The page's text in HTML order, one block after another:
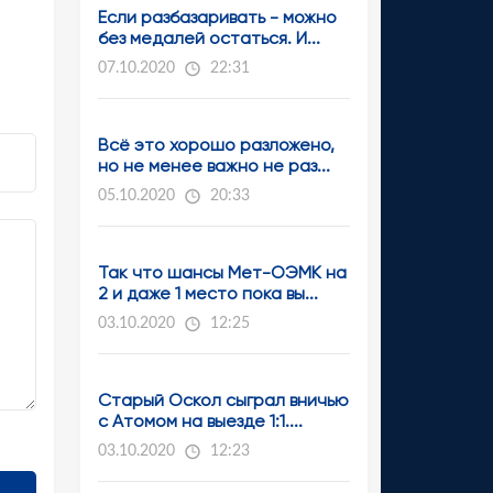
Если разбазаривать - можно
без медалей остаться. И...
07.10.2020 22:31
Всё это хорошо разложено,
но не менее важно не раз...
05.10.2020 20:33
Так что шансы Мет-ОЭМК на
2 и даже 1 место пока вы...
03.10.2020 12:25
Старый Оскол сыграл вничью
с Атомом на выезде 1:1....
03.10.2020 12:23